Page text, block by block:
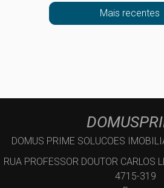
Mais recentes
DOMUS PRIME SOLUCOES
RUA PROFESSOR DOUTOR CARLOS
4715-319